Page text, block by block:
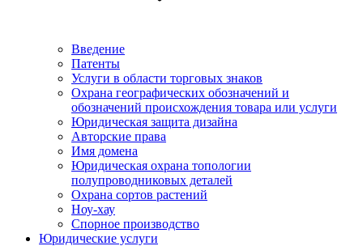
Введение
Патенты
Услуги в области торговых знаков
Охрана географических обозначений и
обозначений происхождения товара или услуги
Юридическая защита дизайна
Авторские права
Имя домена
Юридическая охрана топологии
полупроводниковых деталей
Охрана сортов растений
Ноу-хау
Спорное производство
Юридические услуги